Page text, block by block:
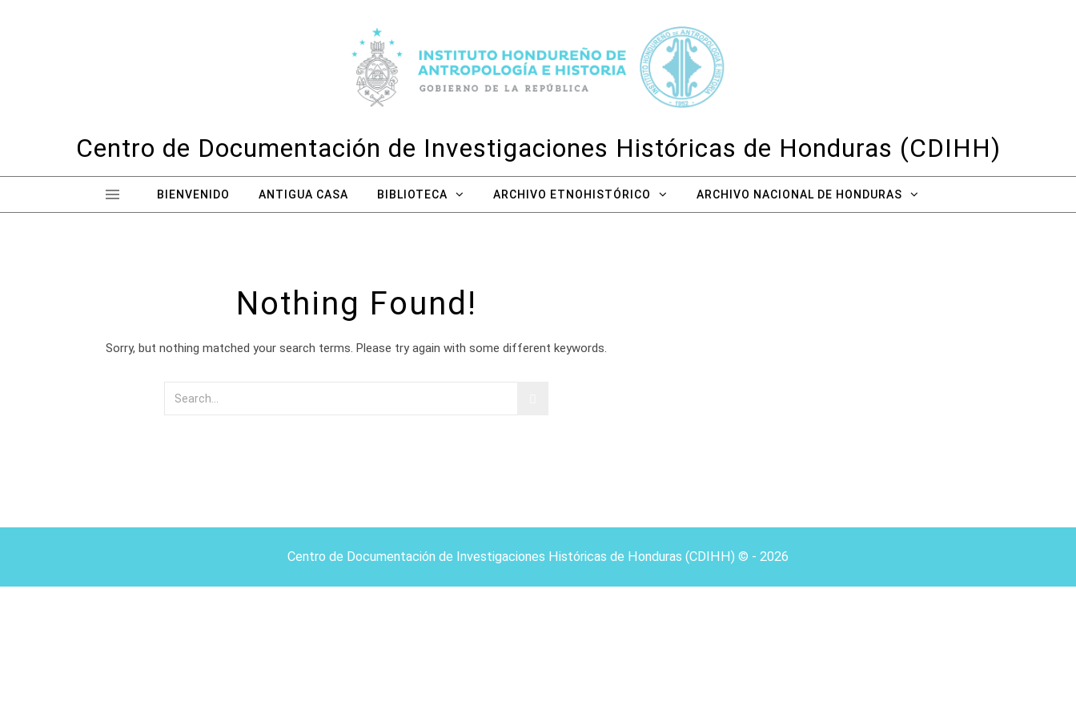
Centro de Documentación de Investigaciones Históricas de Honduras (CDIHH)
BIENVENIDO ANTIGUA CASA BIBLIOTECA ARCHIVO ETNOHISTÓRICO ARCHIVO NACIONAL DE HONDURAS
Nothing Found!
Sorry, but nothing matched your search terms. Please try again with some different keywords.
Centro de Documentación de Investigaciones Históricas de Honduras (CDIHH) © - 2026